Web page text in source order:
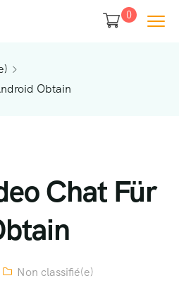
0
Obtain
Chat Für
Non classifié(e)